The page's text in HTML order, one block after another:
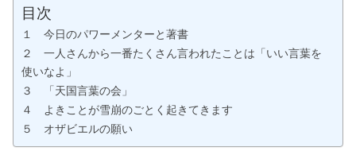
目次
１ 今日のパワーメンターと著書
２ 一人さんから一番たくさん言われたことは「いい言葉を
使いなよ」
３ 「天国言葉の会」
４ よきことが雪崩のごとく起きてきます
５ オザビエルの願い